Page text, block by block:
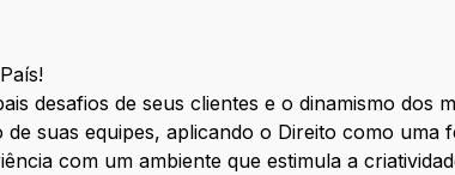
desafios de seus clientes e o dinamismo dos
suas equipes, aplicando o Direito como uma
com um ambiente que estimula a